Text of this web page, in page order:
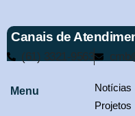
Canais de
(61) 3321-9563
Menu
Notícias
Projetos